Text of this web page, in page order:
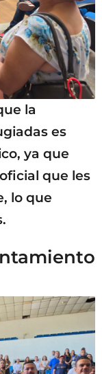
la
es
ya que
que les
lo que